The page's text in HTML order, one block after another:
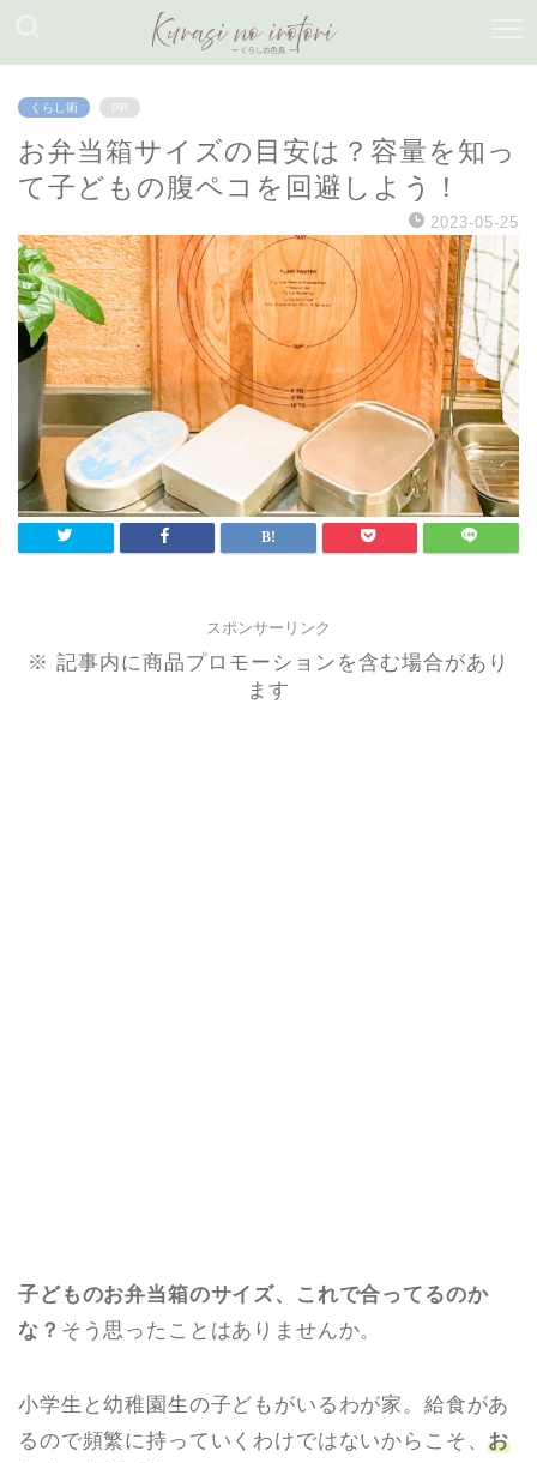
くらし術 PR
お弁当箱サイズの目安は？容量を知っ
て子どもの腹ペコを回避しよう！
2023-05-25
スポンサーリンク
※ 記事内に商品プロモーションを含む場合があり
ます
子どものお弁当箱のサイズ、これで合ってるのか
な？ そう思ったことはありませんか。
小学生と幼稚園生の子どもがいるわが家。給食があ
るので頻繁に持っていくわけではないからこそ、お